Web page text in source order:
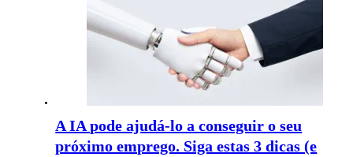
A IA pode ajudá-lo a conseguir o seu
próximo emprego. Siga estas 3 dicas (e